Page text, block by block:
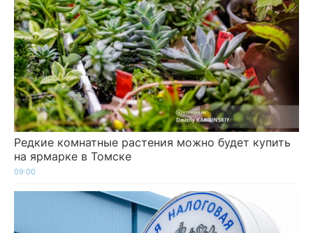
Редкие комнатные растения можно будет купить
на ярмарке в Томске
09:00